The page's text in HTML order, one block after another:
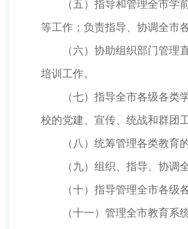
（五）指导和管理全市学前
等工作；负责指导、协调全市
（六）协助组织部门管理直
培训工作。
（七）指导全市各级各类学
校的党建、宣传、统战和群团工
（八）统筹管理各类教育的
（九）组织、指导、协调全
（十）指导管理全市各级各
（十一）管理全市教育系统